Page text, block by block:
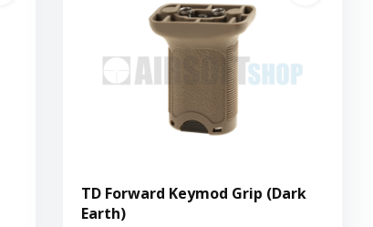
TD Forward Keymod Grip (Dark
Earth)